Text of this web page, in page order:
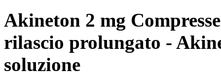
Akineton 2 mg
rilascio prolungato -
soluzione